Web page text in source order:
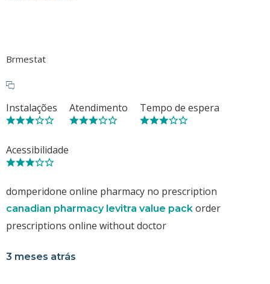
Brmestat
Instalações Atendimento Tempo de espera
Acessibilidade
domperidone online pharmacy no prescription
canadian pharmacy levitra value pack order
prescriptions online without doctor
3 meses atrás